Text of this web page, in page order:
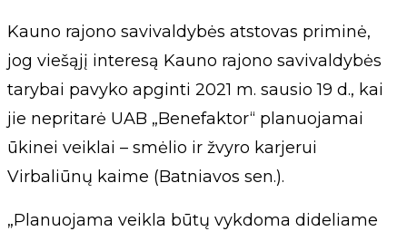
Kauno rajono savivaldybės atstovas priminė,
jog viešąjį interesą Kauno rajono savivaldybės
tarybai pavyko apginti 2021 m. sausio 19 d., kai
jie nepritarė UAB „Benefaktor“ planuojamai
ūkinei veiklai – smėlio ir žvyro karjerui
Virbaliūnų kaime (Batniavos sen.).
„Planuojama veikla būtų vykdoma dideliame